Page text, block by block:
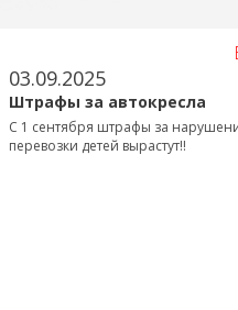
03.09.2025
Штрафы за автокресла
С 1 сентября штрафы за
перевозки детей вырастут!!